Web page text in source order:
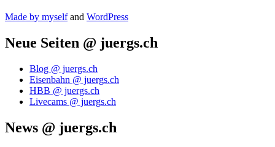
Made by mys­elfand Word­Press
Neue Seiten @ juergs.ch
Blog @ juergs.ch
Eisenbahn @ juergs.ch
HBB @ juergs.ch
Livecams @ juergs.ch
News @ juergs.ch